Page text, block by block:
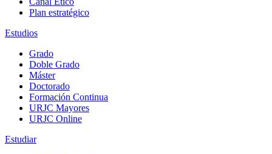
Plan estratégico
Estudios
Grado
Doble Grado
Máster
Doctorado
Formación Continua
URJC Mayores
URJC Online
Estudiar